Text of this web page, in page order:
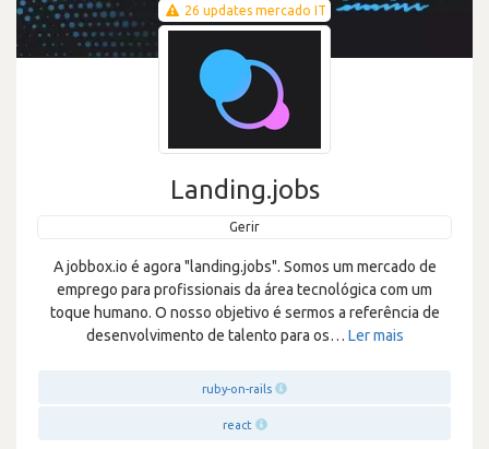
26 updates mercado IT
Landing.jobs
Gerir
A jobbox.io é agora "landing.jobs". Somos um mercado de
emprego para profissionais da área tecnológica com um
toque humano. O nosso objetivo é sermos a referência de
desenvolvimento de talento para os… Ler mais
ruby-on-rails
react